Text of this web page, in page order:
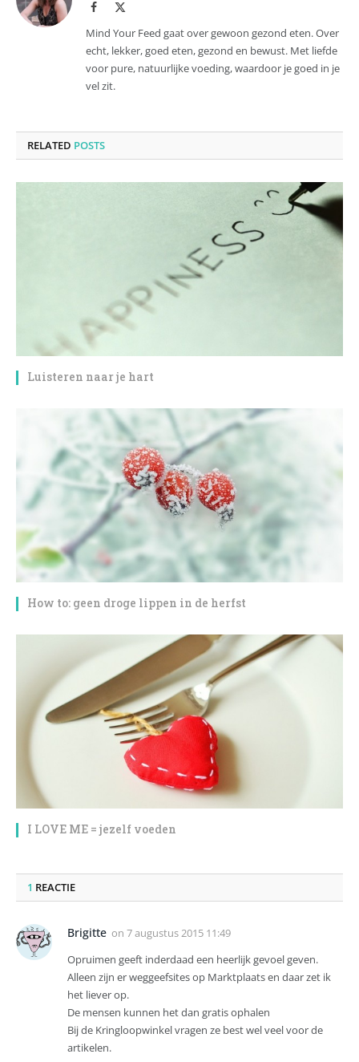
Facebook
Mind Your Feed gaat over gewoon gezond eten. Over
echt, lekker, goed eten, gezond en bewust. Met liefde
voor pure, natuurlijke voeding, waardoor je goed in je
vel zit.
RELATED POSTS
Luisteren naar je hart
How to: geen droge lippen in de herfst
I LOVE ME = jezelf voeden
1 REACTIE
Brigitte on 7 augustus 2015 11:49
Opruimen geeft inderdaad een heerlijk gevoel geven.
Alleen zijn er weggeefsites op Marktplaats en daar zet ik
het liever op.
De mensen kunnen het dan gratis ophalen
Bij de Kringloopwinkel vragen ze best wel veel voor de
artikelen.